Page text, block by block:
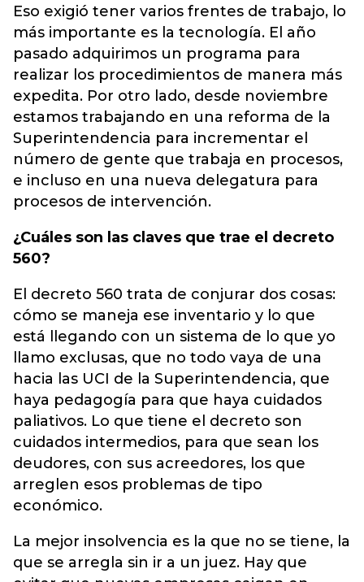
Eso exigió tener varios frentes de trabajo, lo
más importante es la tecnología. El año
pasado adquirimos un programa para
realizar los procedimientos de manera más
expedita. Por otro lado, desde noviembre
estamos trabajando en una reforma de la
Superintendencia para incrementar el
número de gente que trabaja en procesos,
e incluso en una nueva delegatura para
procesos de intervención.
¿Cuáles son las claves que trae el decreto
560?
El decreto 560 trata de conjurar dos cosas:
cómo se maneja ese inventario y lo que
está llegando con un sistema de lo que yo
llamo exclusas, que no todo vaya de una
hacia las UCI de la Superintendencia, que
haya pedagogía para que haya cuidados
paliativos. Lo que tiene el decreto son
cuidados intermedios, para que sean los
deudores, con sus acreedores, los que
arreglen esos problemas de tipo
económico.
La mejor insolvencia es la que no se tiene, la
que se arregla sin ir a un juez. Hay que